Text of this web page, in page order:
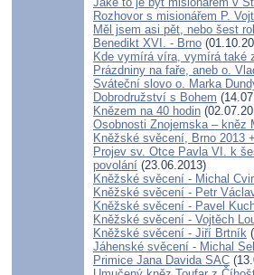
Rozhovor s misionářem P.
Měl jsem asi pět, nebo šest
Benedikt XVI. - Brno
Kde vymírá víra, vymírá také
Prázdniny na faře, aneb o.
Sváteční slovo o. Marka
Dobrodružství s Bohem
Knězem na 40 hodin
Osobnosti Znojemska – kněz
Kněžské svěcení, Brno 2013
Projev sv. Otce Pavla VI. k
povolání (23.06.2013)
Kněžské svěcení - Michal
Kněžské svěcení - Petr
Kněžské svěcení - Pavel
Kněžské svěcení - Vojtěch
Kněžské svěcení - Jiří Brtník
Jáhenské svěcení - Michal
Primice Jana Davida SAC